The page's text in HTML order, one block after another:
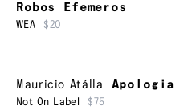
Robos Efemeros
WEA $20
Mauricio Atálla Apologia
Not On Label $75